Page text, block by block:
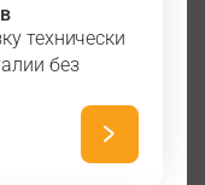
технически
без